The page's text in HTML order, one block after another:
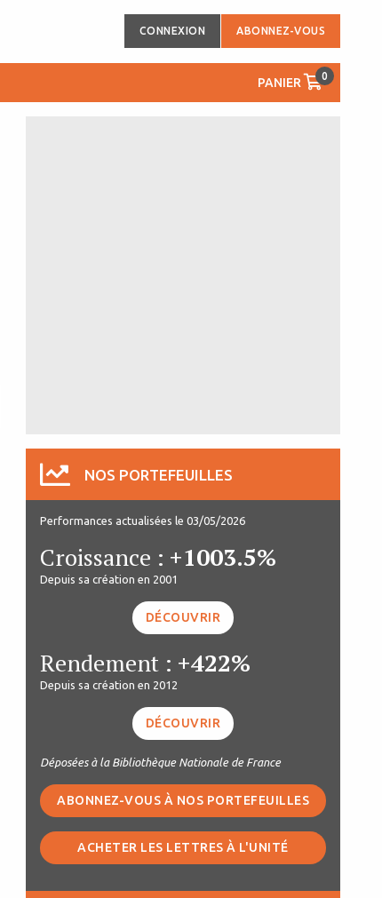
CONNEXION ABONNEZ-VOUS
PANIER 0
NOS PORTEFEUILLES
Performances actualisées le 03/05/2026
Croissance : +1003.5%
Depuis sa création en 2001
DÉCOUVRIR
Rendement : +422%
Depuis sa création en 2012
DÉCOUVRIR
Déposées à la Bibliothèque Nationale de France
ABONNEZ-VOUS À NOS PORTEFEUILLES
ACHETER LES LETTRES À L'UNITÉ